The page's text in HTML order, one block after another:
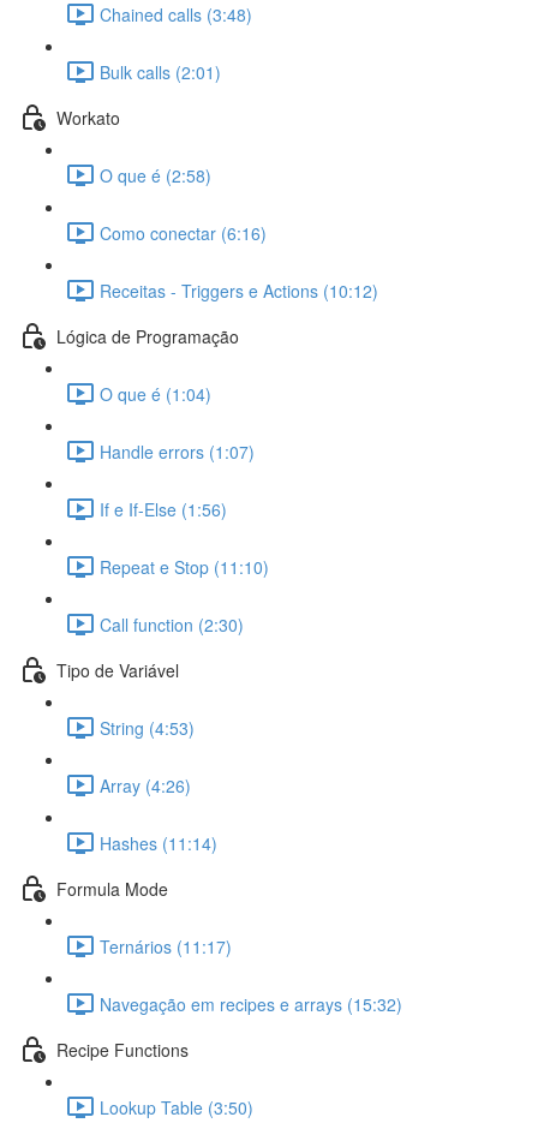
Chained calls (3:48)
Bulk calls (2:01)
Workato
O que é (2:58)
Como conectar (6:16)
Receitas - Triggers e Actions (10:12)
Lógica de Programação
O que é (1:04)
Handle errors (1:07)
If e If-Else (1:56)
Repeat e Stop (11:10)
Call function (2:30)
Tipo de Variável
String (4:53)
Array (4:26)
Hashes (11:14)
Formula Mode
Ternários (11:17)
Navegação em recipes e arrays (15:32)
Recipe Functions
Lookup Table (3:50)